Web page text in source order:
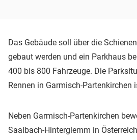
Das Gebäude soll über die
gebaut werden und ein Parkhaus
400 bis 800 Fahrzeuge. Die
Rennen in Garmisch-Partenkirchen
Neben Garmisch-Partenkirchen
Saalbach-Hinterglemm in